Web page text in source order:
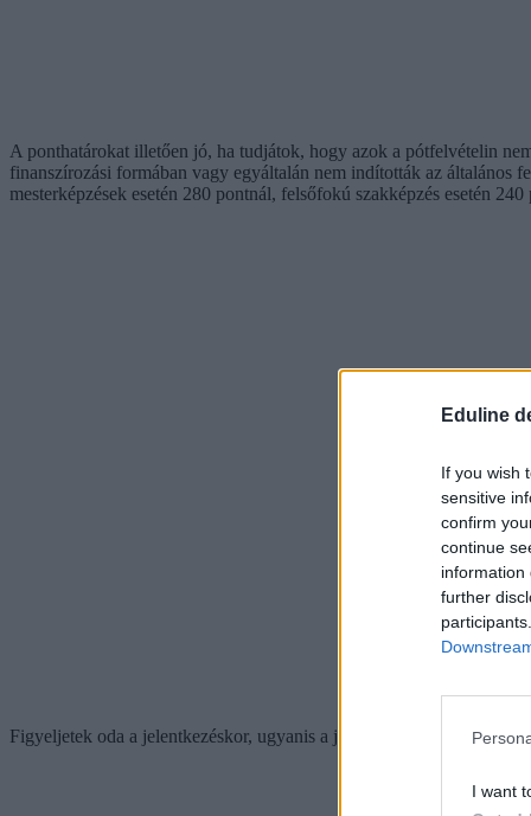
Eduline
If you wish
sensitive
confirm
continue
information
further
I want
A ponthatárokat illetően jó, ha tudjátok, hogy azok a pótfelvételin
finanszírozási formában vagy egyáltalán nem indították az általános
mesterképzések esetén 280 pontnál, felsőfokú szakképzés esetén
Figyeljetek oda a jelentkezéskor, ugyanis a jelentkezési kérelemhez